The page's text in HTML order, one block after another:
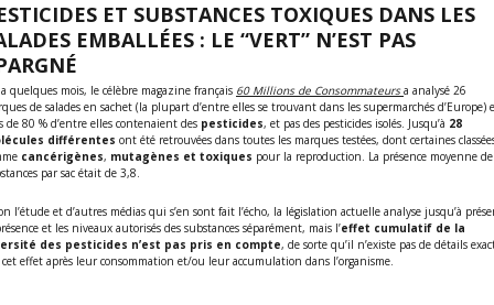
ET SUBSTANCES TOXIQUES DANS LES
EMBALLÉES : LE “VERT” N’EST PAS
quelques mois, le célèbre magazine français 60 Millions de Consommateurs a analysé 26
de salades en sachet (la plupart d’entre elles se trouvant dans les supermarchés d’Europe)
de 80 % d’entre elles contenaient des pesticides, et pas des pesticides isolés. Jusqu’à 28
différentes ont été retrouvées dans toutes les marques testées, dont certaines
cancérigènes, mutagènes et toxiques pour la reproduction. La présence moyenne de
par sac était de 3,8.
l’étude et d’autres médias qui s’en sont fait l’écho, la législation actuelle analyse jusqu’à
et les niveaux autorisés des substances séparément, mais l’effet cumulatif de la
des pesticides n’est pas pris en compte, de sorte qu’il n’existe pas de détails
effet après leur consommation et/ou leur accumulation dans l’organisme.